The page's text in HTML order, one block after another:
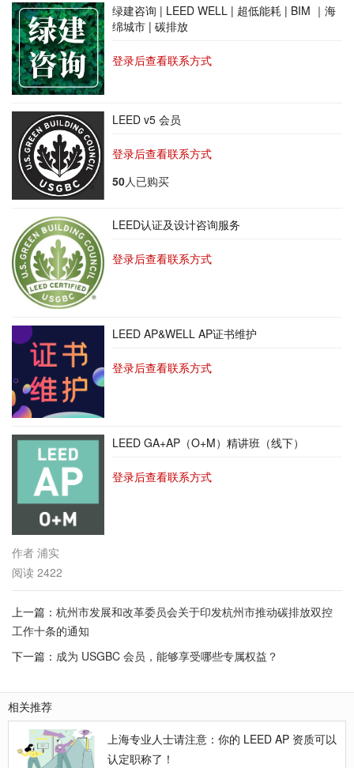
绿建咨询 | LEED WELL | 超低能耗 | BIM ｜海
绵城市 | 碳排放
登录后查看联系方式
LEED v5 会员
登录后查看联系方式
50人已购买
LEED认证及设计咨询服务
登录后查看联系方式
LEED AP&WELL AP证书维护
登录后查看联系方式
LEED GA+AP（O+M）精讲班（线下）
登录后查看联系方式
作者 浦实
阅读 2422
上一篇： 杭州市发展和改革委员会关于印发杭州市推动碳排放双控
工作十条的通知
下一篇： 成为 USGBC 会员，能够享受哪些专属权益？
相关推荐
上海专业人士请注意：你的 LEED AP 资质可以
认定职称了！